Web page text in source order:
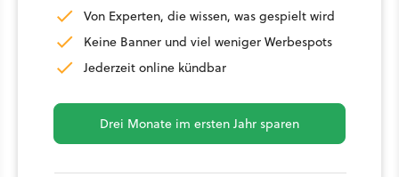
Von Experten, die wissen, was gespielt wird
Keine Banner und viel weniger Werbespots
Jederzeit online kündbar
Drei Monate im ersten Jahr sparen